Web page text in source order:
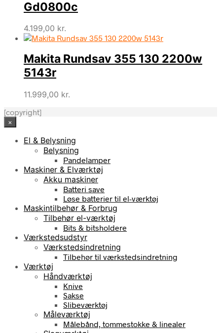
Gd0800c
4.199,00 kr.
Makita Rundsav 355 130 2200w
5143r
11.999,00 kr.
[copyright]
×
El & Belysning
Belysning
Pandelamper
Maskiner & Elværktøj
Akku maskiner
Batteri save
Løse batterier til el-værktøj
Maskintilbehør & Forbrug
Tilbehør el-værktøj
Bits & bitsholdere
Værkstedsudstyr
Værkstedsindretning
Tilbehør til værkstedsindretning
Værktøj
Håndværktøj
Knive
Sakse
Slibeværktøj
Måleværktøj
Målebånd, tommestokke & linealer